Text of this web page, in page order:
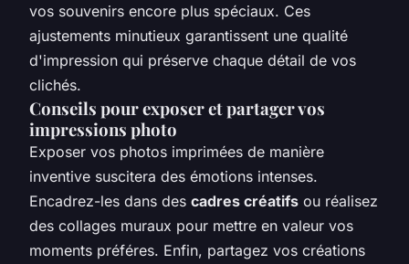
vos souvenirs encore plus spéciaux. Ces
ajustements minutieux garantissent une qualité
d'impression qui préserve chaque détail de vos
clichés.
Conseils pour exposer et partager vos
impressions photo
Exposer vos photos imprimées de manière
inventive suscitera des émotions intenses.
Encadrez-les dans des cadres créatifs ou réalisez
des collages muraux pour mettre en valeur vos
moments préféres. Enfin, partagez vos créations